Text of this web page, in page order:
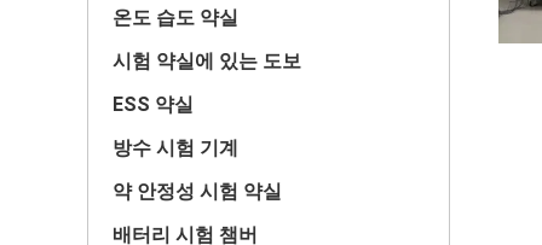
온도 습도 약실
시험 약실에 있는 도보
ESS 약실
방수 시험 기계
약 안정성 시험 약실
배터리 시험 챔버